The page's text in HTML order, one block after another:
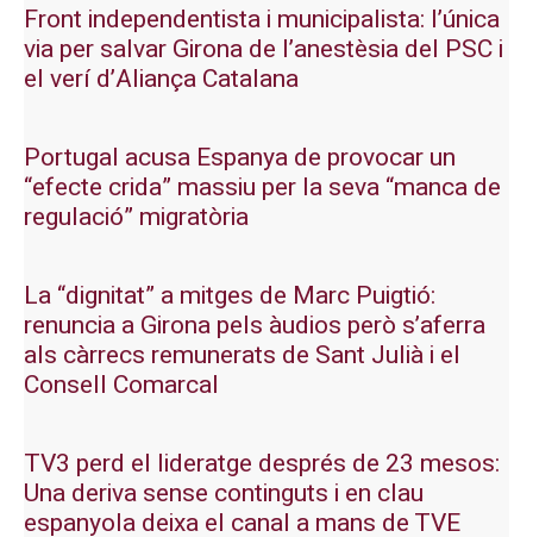
Front independentista i municipalista: l’única
via per salvar Girona de l’anestèsia del PSC i
el verí d’Aliança Catalana
Portugal acusa Espanya de provocar un
“efecte crida” massiu per la seva “manca de
regulació” migratòria
La “dignitat” a mitges de Marc Puigtió:
renuncia a Girona pels àudios però s’aferra
als càrrecs remunerats de Sant Julià i el
Consell Comarcal
TV3 perd el lideratge després de 23 mesos:
Una deriva sense continguts i en clau
espanyola deixa el canal a mans de TVE